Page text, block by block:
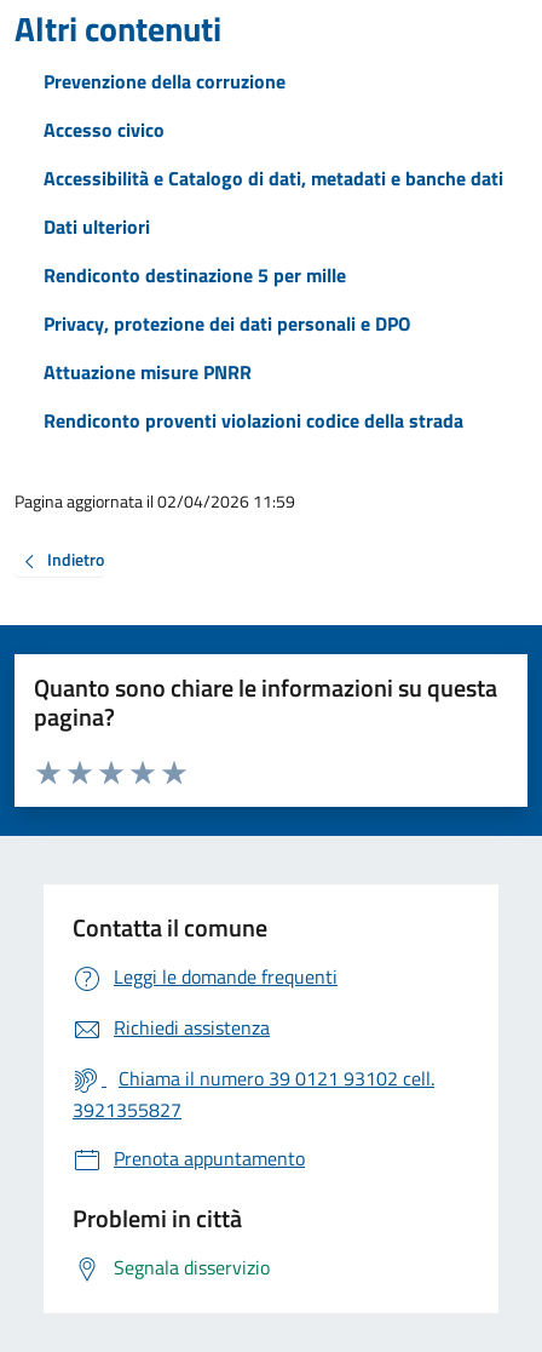
Altri contenuti
Prevenzione della corruzione
Accesso civico
Accessibilità e Catalogo di dati, metadati e banche dati
Dati ulteriori
Rendiconto destinazione 5 per mille
Privacy, protezione dei dati personali e DPO
Attuazione misure PNRR
Rendiconto proventi violazioni codice della strada
Pagina aggiornata il 02/04/2026 11:59
Indietro
Quanto sono chiare le informazioni su questa
pagina?
Valuta da 1 a 5 stelle la pagina
Valuta 5 stelle su 5
Valuta 4 stelle su 5
Valuta 3 stelle su 5
Valuta 2 stelle su 5
Valuta 1 stelle su 5
Contatta il comune
Leggi le domande frequenti
Richiedi assistenza
Chiama il numero 39 0121 93102 cell.
3921355827
Prenota appuntamento
Problemi in città
Segnala disservizio